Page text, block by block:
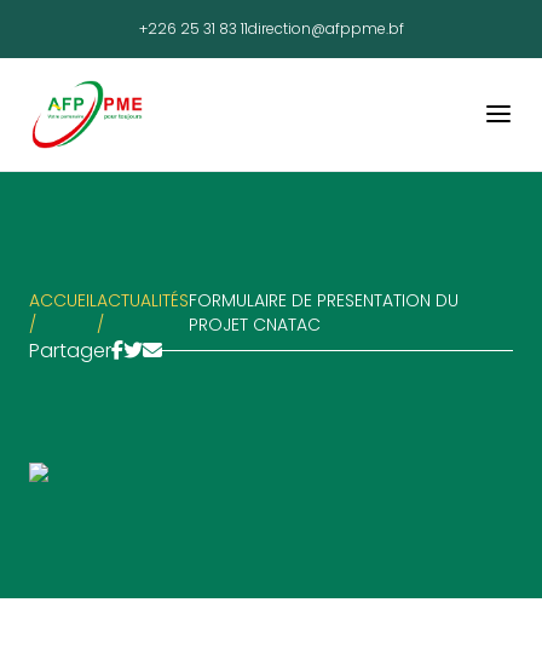
+226 25 31 83 11direction@afppme.bf
ACCUEIL
/
ACTUALITÉS
/
FORMULAIRE DE PRESENTATION DU
PROJET CNATAC
Partager